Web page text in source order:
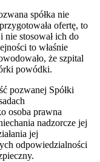
spółka nie
ofertę, to
stosował ich do
to właśnie
że szpital
powódki.
pozwanej Spółki
osoba prawna
nadzorcze jej
jej
odpowiedzialności